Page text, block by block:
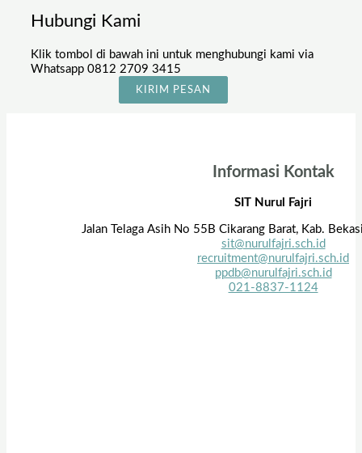
Hubungi Kami
Klik tombol di bawah ini untuk menghubungi kami via
Whatsapp 0812 2709 3415
KIRIM PESAN
Informasi Kontak
SIT Nurul Fajri
Jalan Telaga Asih No 55B Cikarang Barat, Kab.
sit@nurulfajri.sch.id
recruitment@nurulfajri.sch.id
ppdb@nurulfajri.sch.id
021-8837-1124